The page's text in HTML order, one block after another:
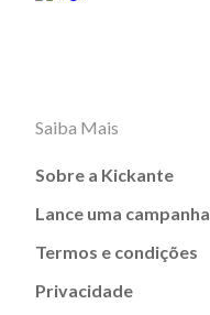
Saiba Mais
Sobre a Kickante
Lance uma campanha
Termos e condições
Privacidade